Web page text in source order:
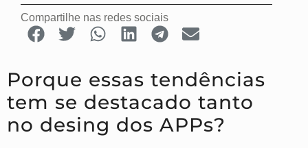
Compartilhe nas redes sociais
Porque essas tendências
tem se destacado tanto
no desing dos APPs?